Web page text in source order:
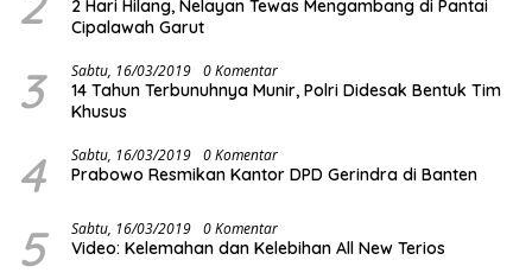
2 Hari Hilang, Nelayan Tewas Mengambang di Pantai
Cipalawah Garut
3 Sabtu, 16/03/2019 0 Komentar
14 Tahun Terbunuhnya Munir, Polri Didesak Bentuk Tim
Khusus
4 Sabtu, 16/03/2019 0 Komentar
Prabowo Resmikan Kantor DPD Gerindra di Banten
5 Sabtu, 16/03/2019 0 Komentar
Video: Kelemahan dan Kelebihan All New Terios